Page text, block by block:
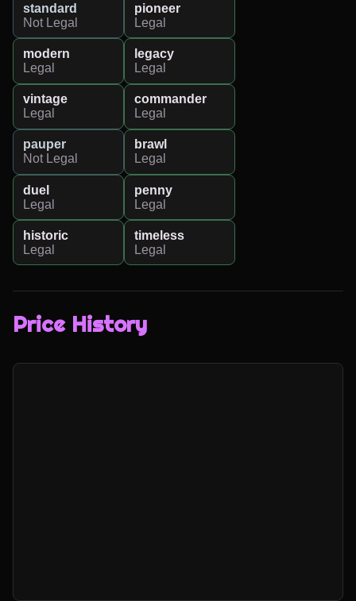
standard
Not Legal
pioneer
Legal
modern
Legal
legacy
Legal
vintage
Legal
commander
Legal
pauper
Not Legal
brawl
Legal
duel
Legal
penny
Legal
historic
Legal
timeless
Legal
Price History